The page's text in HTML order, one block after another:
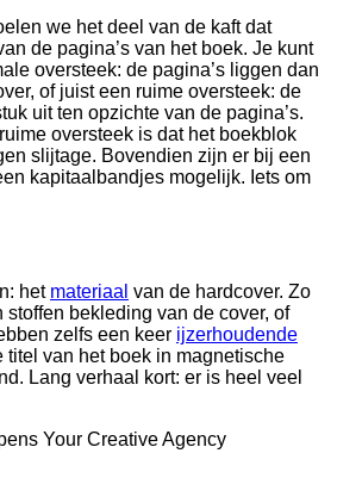
we het deel van de kaft dat
de pagina’s van het boek. Je kunt
oversteek: de pagina’s liggen dan
of juist een ruime oversteek: de
uit ten opzichte van de pagina’s.
oversteek is dat het boekblok
slijtage. Bovendien zijn er bij een
kapitaalbandjes mogelijk. Iets om
het materiaal van de hardcover. Zo
stoffen bekleding van de cover, of
zelfs een keer ijzerhoudende
titel van het boek in magnetische
Lang verhaal kort: er is heel veel